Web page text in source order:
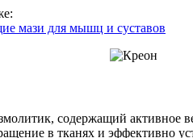
мази для мышц и суставов
содержащий активное
в тканях и эффективно